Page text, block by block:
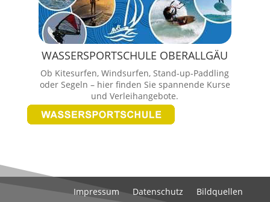
WASSERSPORTSCHULE OBERALLGÄU
Ob Kitesurfen, Windsurfen, Stand-up-Paddling
oder Segeln – hier finden Sie spannende Kurse
und Verleihangebote.
Impressum Datenschutz Bildquellen